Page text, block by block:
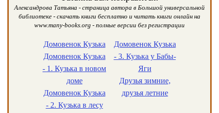
Александрова Татьяна - страница автора в Большой универсальной
библиотеке - скачать книги бесплатно и читать книги онлайн на
www.many-books.org - полные версии без регистрации
Домовенок Кузька
Домовенок Кузька
- 1. Кузька в новом
доме
Домовенок Кузька
- 2. Кузька в лесу
Домовенок Кузька
- 3. Кузька у Бабы-
Яги
Друзья зимние,
друзья летние